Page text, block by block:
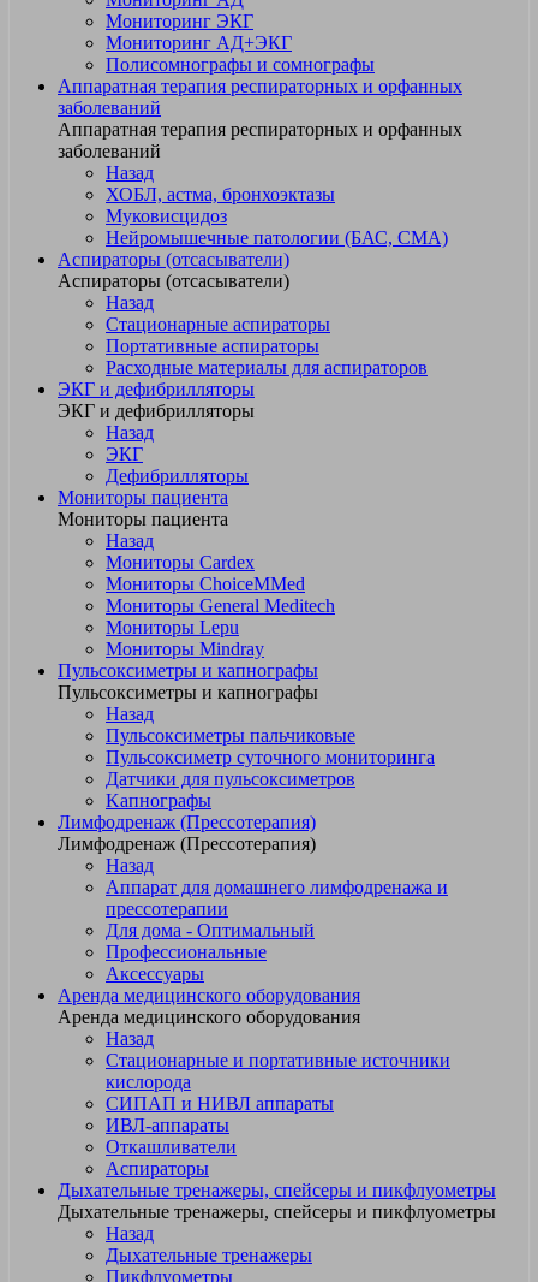
Мониторинг ЭКГ
Мониторинг АД+ЭКГ
Полисомнографы и сомнографы
Аппаратная терапия респираторных и орфанных
заболеваний
Аппаратная терапия респираторных и орфанных
заболеваний
Назад
ХОБЛ, астма, бронхоэктазы
Муковисцидоз
Нейромышечные патологии (БАС, СМА)
Аспираторы (отсасыватели)
Аспираторы (отсасыватели)
Назад
Стационарные аспираторы
Портативные аспираторы
Расходные материалы для аспираторов
ЭКГ и дефибрилляторы
ЭКГ и дефибрилляторы
Назад
ЭКГ
Дефибрилляторы
Мониторы пациента
Мониторы пациента
Назад
Мониторы Cardex
Мониторы ChoiceMMed
Мониторы General Meditech
Мониторы Lepu
Мониторы Mindray
Пульсоксиметры и капнографы
Пульсоксиметры и капнографы
Назад
Пульсоксиметры пальчиковые
Пульсоксиметр суточного мониторинга
Датчики для пульсоксиметров
Kапнографы
Лимфодренаж (Прессотерапия)
Лимфодренаж (Прессотерапия)
Назад
Аппарат для домашнего лимфодренажа и
прессотерапии
Для дома - Оптимальный
Профессиональные
Аксессуары
Аренда медицинского оборудования
Аренда медицинского оборудования
Назад
Стационарные и портативные источники
кислорода
СИПАП и НИВЛ аппараты
ИВЛ-аппараты
Откашливатели
Аспираторы
Дыхательные тренажеры, спейсеры и пикфлуометры
Дыхательные тренажеры, спейсеры и пикфлуометры
Назад
Дыхательные тренажеры
Пикфлуометры